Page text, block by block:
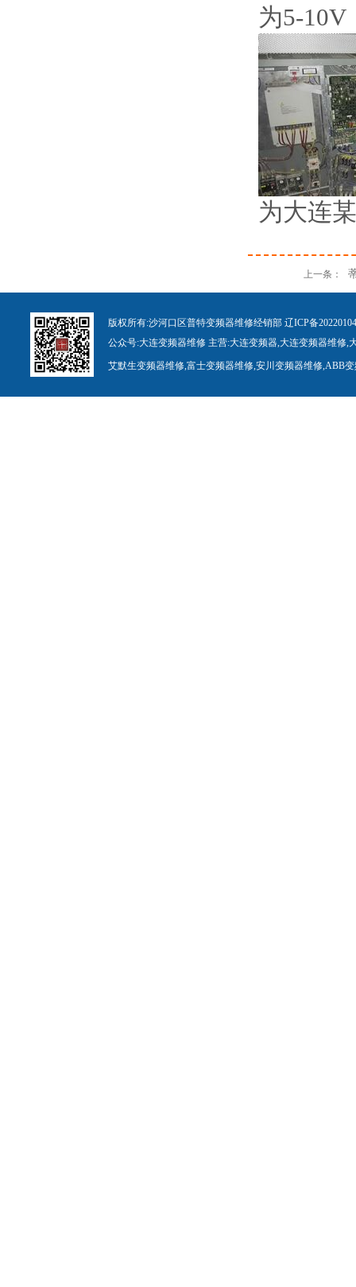
为5-
为大连
上一条：
版权所有:沙河口区普特变频器维修经销部 辽ICP备20
公众号:大连变频器维修 主营:大连变频器,大连变频器维修,
艾默生变频器维修,富士变频器维修,安川变频器维修,ABB变